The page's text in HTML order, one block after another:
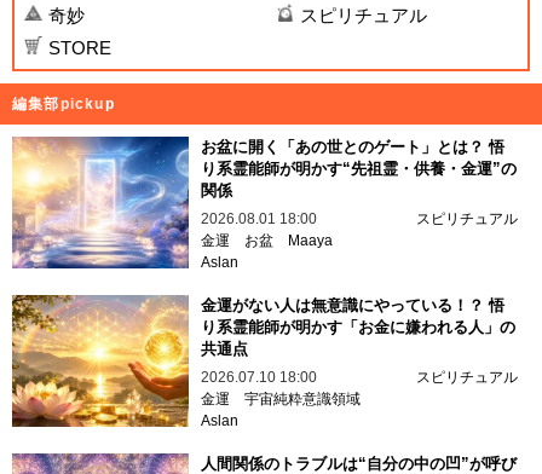
奇妙
スピリチュアル
STORE
編集部pickup
お盆に開く「あの世とのゲート」とは？ 悟
り系霊能師が明かす“先祖霊・供養・金運”の
関係
2026.08.01 18:00
スピリチュアル
金運
お盆
Maaya
Aslan
金運がない人は無意識にやっている！？ 悟
り系霊能師が明かす「お金に嫌われる人」の
共通点
2026.07.10 18:00
スピリチュアル
金運 宇宙純粋意識領域
Aslan
人間関係のトラブルは“自分の中の凹”が呼び